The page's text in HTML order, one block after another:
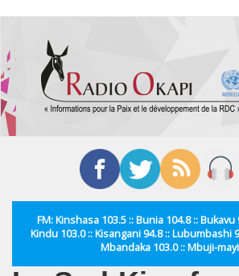
contenu
principal
FM: Kinshasa 103.5 :: Bunia 104.8 :: Bukavu
Kindu 103.0 :: Kisangani 94.8 :: Lubumbashi
Mbandaka 103.0 :: Mbuji-